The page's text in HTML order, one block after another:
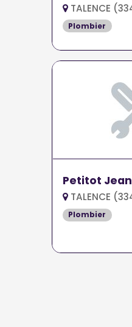
TALENCE
Plombier
Petitot
TALENCE
Plombier